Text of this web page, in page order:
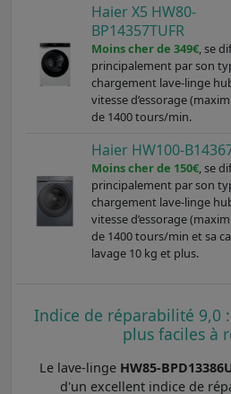
Haier X5 HW80-
BP14357TUFR
Moins cher de 349€, se
principalement par son
chargement lave-linge
vitesse d’essorage
de 1400 tours/min.
Haier HW100-
Moins cher de 150€, se
principalement par son
chargement lave-linge
vitesse d’essorage
de 1400 tours/min et sa
lavage 10 kg et plus.
Indice de réparabilité 9,0
plus faciles à
Le lave-linge HW85-
d'un excellent indice de